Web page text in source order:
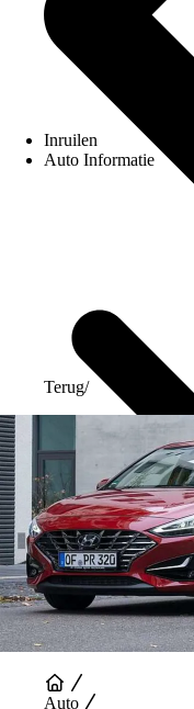
Inruilen
Auto Informatie
Auto Diensten
Terug/
Auto